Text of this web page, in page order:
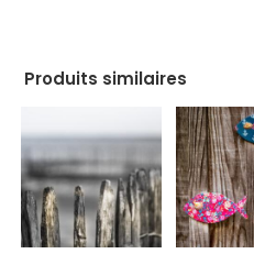
Produits similaires